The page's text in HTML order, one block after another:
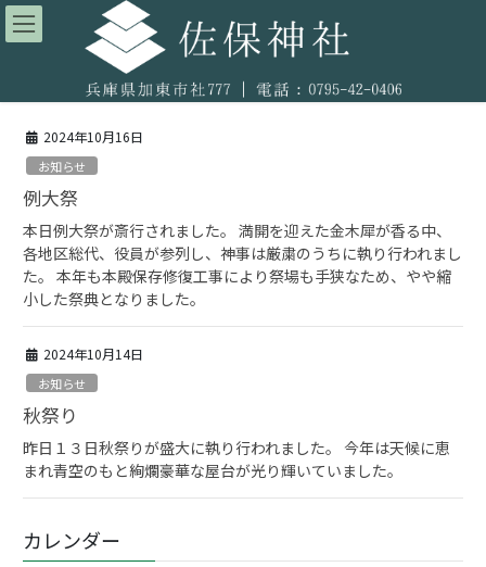
コ
ン
ツ
ナ
ビ
シ
2024年10月16日
お知らせ
例大祭
本日例大祭が斎行されました。 満開を迎えた金木犀が香る中、
各地区総代、役員が参列し、神事は厳粛のうちに執り行われまし
た。 本年も本殿保存修復工事により祭場も手狭なため、やや縮
小した祭典となりました。
2024年10月14日
お知らせ
秋祭り
昨日１３日秋祭りが盛大に執り行われました。 今年は天候に恵
まれ青空のもと絢爛豪華な屋台が光り輝いていました。
カレンダー